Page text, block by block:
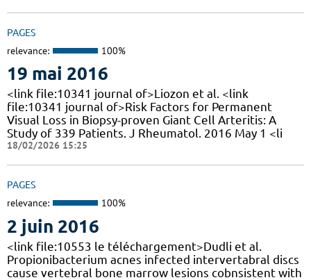
PAGES
relevance: 100%
19 mai 2016
<link file:10341 journal of>Liozon et al. <link
file:10341 journal of>Risk Factors for Permanent
Visual Loss in Biopsy-proven Giant Cell Arteritis: A
Study of 339 Patients. J Rheumatol. 2016 May 1 <li
18/02/2026 15:25
PAGES
relevance: 100%
2 juin 2016
<link file:10553 le téléchargement>Dudli et al.
Propionibacterium acnes infected intervertabral discs
cause vertebral bone marrow lesions cobnsistent with